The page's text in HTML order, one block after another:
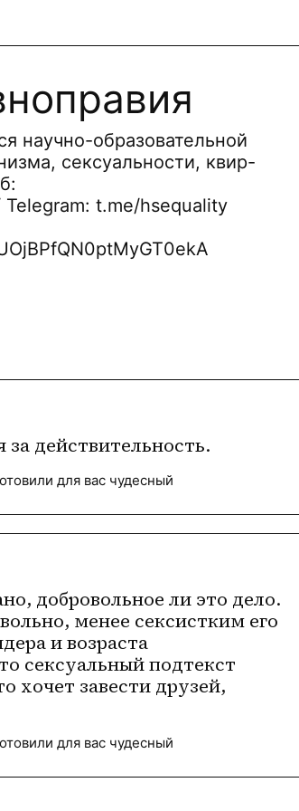
научно-образовательной
сексуальности, квир-
t.me/hsequality
действительность.
для вас чудесный
добровольное ли это дело.
менее сексистким его
и возраста
сексуальный подтекст
хочет завести друзей,
для вас чудесный